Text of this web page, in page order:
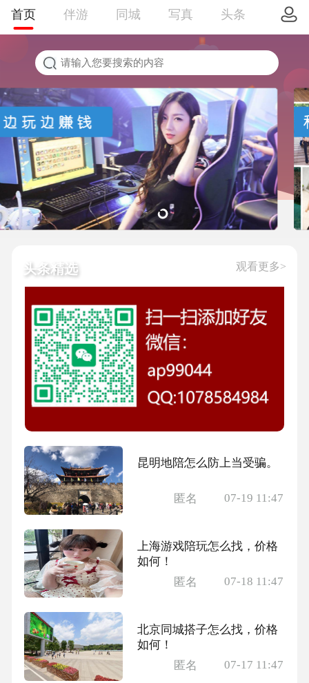
首页 伴游 同城 写真 头条
头条精选 观看更多>
昆明地陪怎么防上当受骗。
匿名 07-19 11:47
上海游戏陪玩怎么找，价格
如何！
匿名
07-18 11:47
北京同城搭子怎么找，价格
如何！
匿名
07-17 11:47